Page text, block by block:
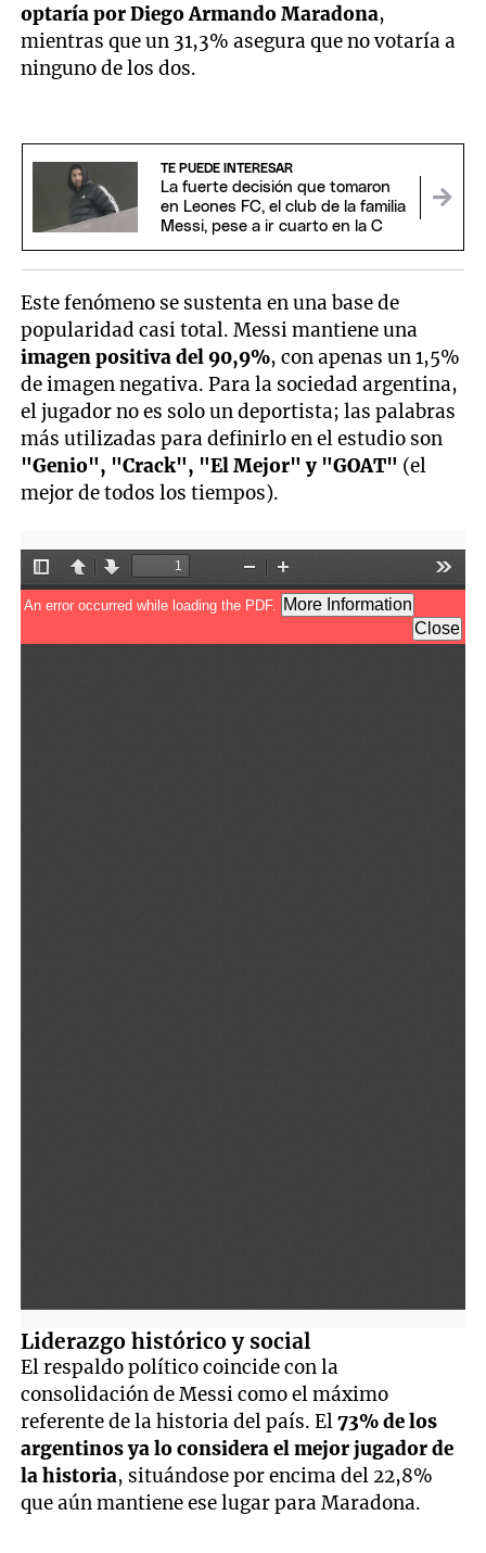
optaría por Diego Armando Maradona,
mientras que un 31,3% asegura que no votaría a
ninguno de los dos.
TE PUEDE INTERESAR
La fuerte decisión que tomaron
en Leones FC, el club de la familia
Messi, pese a ir cuarto en la C
Este fenómeno se sustenta en una base de
popularidad casi total. Messi mantiene una
imagen positiva del 90,9%, con apenas un 1,5%
de imagen negativa. Para la sociedad argentina,
el jugador no es solo un deportista; las palabras
más utilizadas para definirlo en el estudio son
"Genio", "Crack", "El Mejor" y "GOAT" (el
mejor de todos los tiempos).
Liderazgo histórico y social
El respaldo político coincide con la
consolidación de Messi como el máximo
referente de la historia del país. El73% de los
argentinos ya lo considera el mejor jugador de
la historia, situándose por encima del 22,8%
que aún mantiene ese lugar para Maradona.